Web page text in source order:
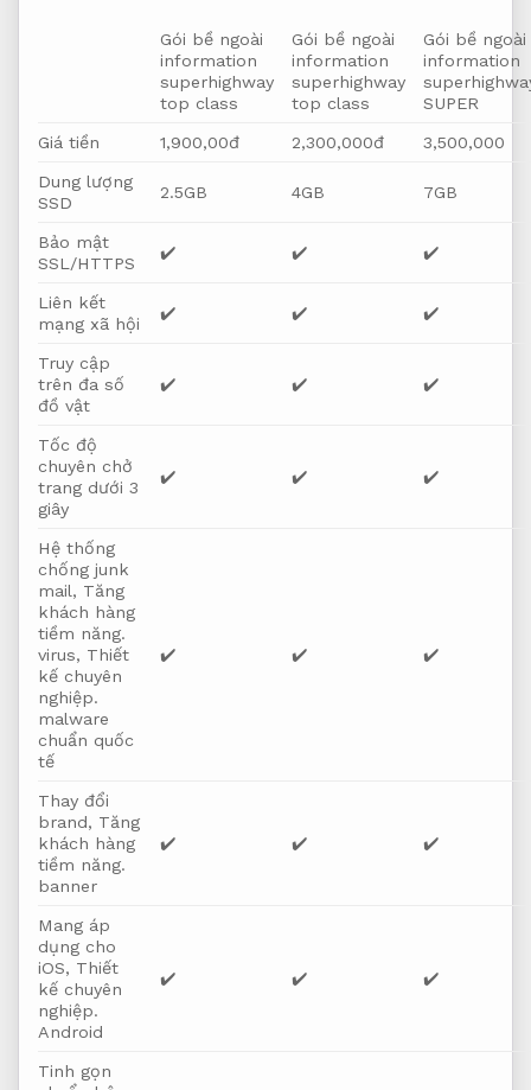
Gói bề ngoài
information
superhighway
top class
Gói bề ngoài
information
superhighway
top class
Gói bề ngoài
information
SUPER
Giá tiền 1,900,00đ 2,300,000đ 3,500,000
Dung lượng
SSD
2.5GB 4GB 7GB
Bảo mật
SSL/HTTPS
✔️ ✔️ ✔️
Liên kết
mạng xã hội
✔️ ✔️ ✔️
Truy cập
trên đa số
đồ vật
✔️ ✔️ ✔️
Tốc độ
chuyên chở
trang dưới 3
giây
✔️ ✔️ ✔️
Hệ thống
chống junk
mail, Tăng
khách hàng
tiềm năng.
virus, Thiết
kế chuyên
nghiệp.
malware
chuẩn quốc
tế
✔️ ✔️ ✔️
Thay đổi
brand, Tăng
khách hàng
tiềm năng.
banner
✔️ ✔️ ✔️
Mang áp
dụng cho
iOS, Thiết
kế chuyên
nghiệp.
Android
✔️ ✔️ ✔️
Tinh gọn